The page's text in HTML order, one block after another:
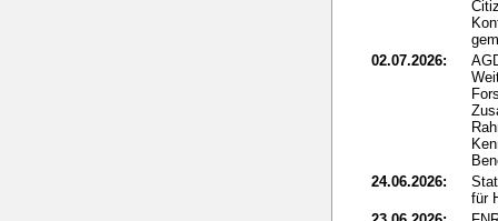
02.07.2026:
24.06.2026:
für